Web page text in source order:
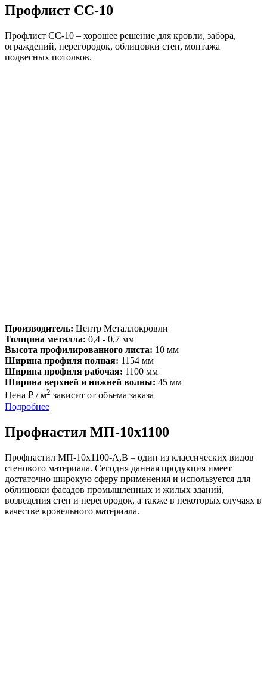
Профлист СС-10
Профлист СС-10 – хорошее решение для кровли, забора,
ограждений, перегородок, облицовки стен, монтажа
подвесных потолков.
Производитель: Центр Металлокровли
Толщина металла: 0,4 - 0,7 мм
Высота профилированного листа: 10 мм
Ширина профиля полная: 1154 мм
Ширина профиля рабочая: 1100 мм
Ширина верхней и нижней волны: 45 мм
Цена ₽ / м2 зависит от объема заказа
Подробнее
Профнастил МП-10х1100
Профнастил МП-10х1100-A,В – один из классических видов
стенового материала. Сегодня данная продукция имеет
достаточно широкую сферу применения и используется для
облицовки фасадов промышленных и жилых зданий,
возведения стен и перегородок, а также в некоторых случаях в
качестве кровельного материала.